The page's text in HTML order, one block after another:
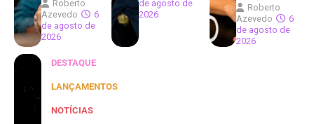
Roberto
Azevedo
6
de agosto de
2026
de agosto de
2026
Roberto
Azevedo
6
de agosto de
2026
DESTAQUE
LANÇAMENTOS
NOTÍCIAS